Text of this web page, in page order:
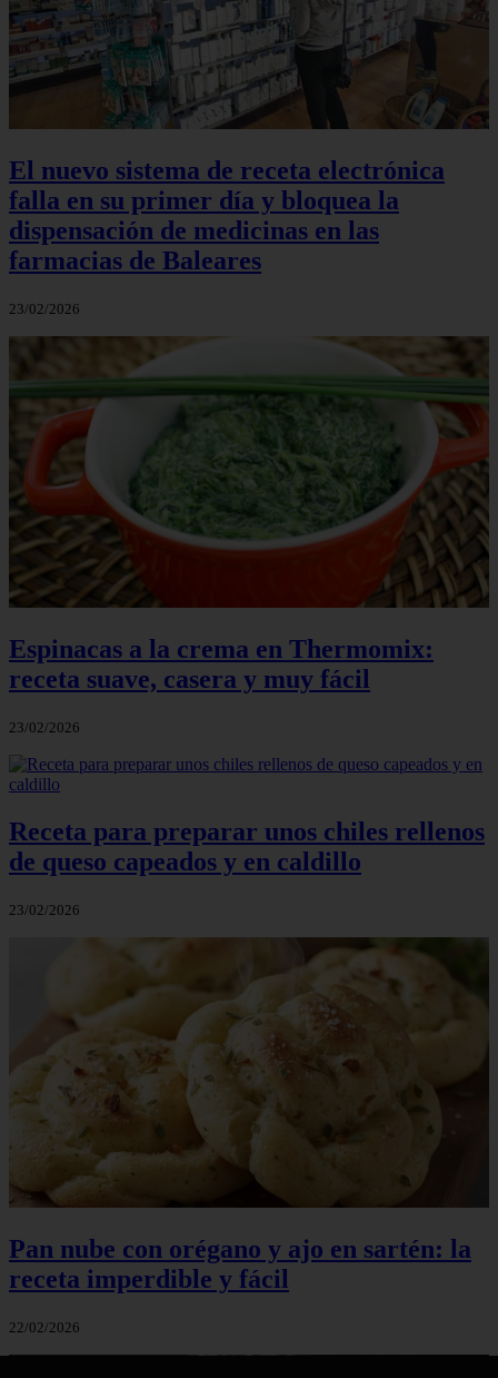
El nuevo sistema de receta electrónica
falla en su primer día y bloquea la
dispensación de medicinas en las
farmacias de Baleares
23/02/2026
Espinacas a la crema en Thermomix:
receta suave, casera y muy fácil
23/02/2026
Receta para preparar unos chiles rellenos
de queso capeados y en caldillo
23/02/2026
Pan nube con orégano y ajo en sartén: la
receta imperdible y fácil
22/02/2026